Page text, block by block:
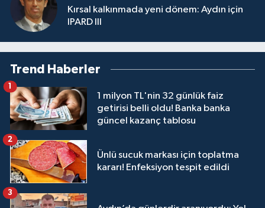
Kırsal kalkınmada yeni dönem: Aydın için
IPARD III
Trend Haberler
1 milyon TL'nin 32 günlük faiz
getirisi belli oldu! Banka banka
güncel kazanç tablosu
1
Ünlü sucuk markası için toplatma
kararı! Enfeksiyon tespit edildi
2
3